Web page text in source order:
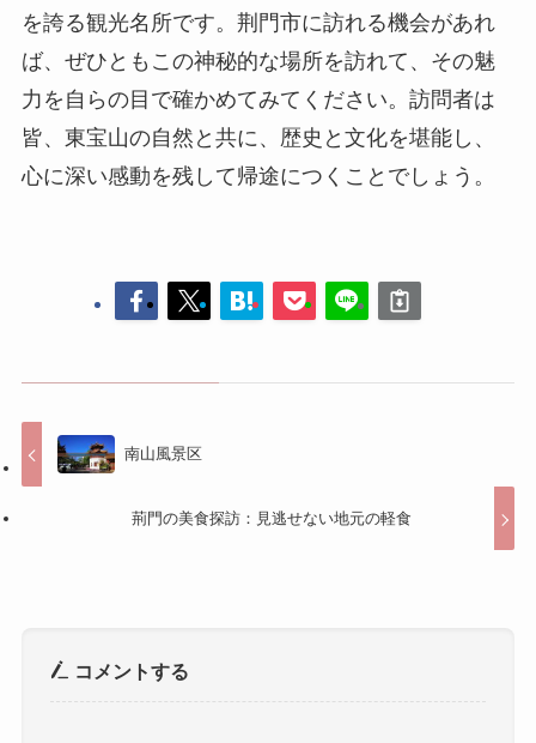
を誇る観光名所です。荆門市に訪れる機会があれ
ば、ぜひともこの神秘的な場所を訪れて、その魅
力を自らの目で確かめてみてください。訪問者は
皆、東宝山の自然と共に、歴史と文化を堪能し、
心に深い感動を残して帰途につくことでしょう。
南山風景区
荊門の美食探訪：見逃せない地元の軽食
コメントする